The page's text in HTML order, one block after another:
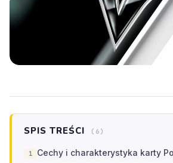
SPIS TREŚCI (6)
Cechy i charakterystyka karty